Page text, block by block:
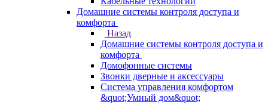
Домашние системы контроля доступа и
комфорта
Назад
Домашние системы контроля доступа и
комфорта
Домофонные системы
Звонки дверные и аксессуары
Система управления комфортом
&quot;Умный дом&quot;